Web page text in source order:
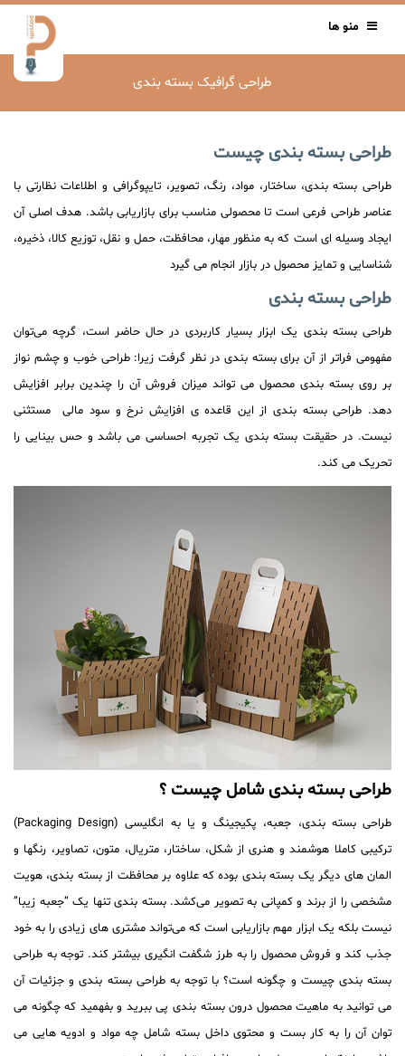
منو ها
طراحی گرافیک بسته بندی
طراحی بسته بندی چیست
طراحی بسته بندی، ساختار، مواد، رنگ، تصویر، تایپوگرافی و اطلاعات نظارتی با
عناصر طراحی فرعی است تا محصولی مناسب برای بازاریابی باشد. هدف اصلی آن
ایجاد وسیله ای است که به منظور مهار، محافظت، حمل و نقل، توزیع کالا، ذخیره،
شناسایی و تمایز محصول در بازار انجام می گیرد
طراحی بسته بندی
طراحی بسته بندی یک ابزار بسیار کاربردی در حال حاضر است، گرچه می‌توان
مفهومی فراتر از آن برای بسته بندی در نظر گرفت زیرا: طراحی خوب و چشم نواز
بر روی بسته بندی محصول می تواند میزان فروش آن را چندین برابر افزایش
دهد. طراحی بسته بندی از این قاعده ی افزایش نرخ و سود مالی مستثنی
نیست. در حقیقت بسته بندی یک تجربه احساسی می باشد و حس بینایی را
تحریک می کند.
طراحی بسته بندی شامل چیست ؟
طراحی بسته بندی، جعبه، پکیجینگ و یا به انگلیسی (Packaging Design)
ترکیبی کاملا هوشمند و هنری از شکل، ساختار، متریال، متون، تصاویر، رنگها و
المان های دیگر یک بسته بندی بوده که علاوه بر محافظت از بسته بندی، هویت
مشخصی را از برند و کمپانی به تصویر می‌کشد. بسته بندی تنها یک “جعبه زیبا”
نیست بلکه یک ابزار مهم بازاریابی است که می‌تواند مشتری های زیادی را به خود
جذب کند و فروش محصول را به طرز شگفت انگیری بیشتر کند. توجه به طراحی
بسته بندی چیست و چگونه است؟ با توجه به طراحی بسته بندی و جزئیات آن
می توانید به ماهیت محصول درون بسته بندی پی ببرید و بفهمید که چگونه می
توان آن را به کار بست و محتوی داخل بسته شامل چه مواد و ادویه هایی می